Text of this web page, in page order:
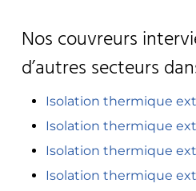
Nos couvreurs
d’autres secteurs
Isolation thermique
Isolation thermique
Isolation thermique
Isolation thermique